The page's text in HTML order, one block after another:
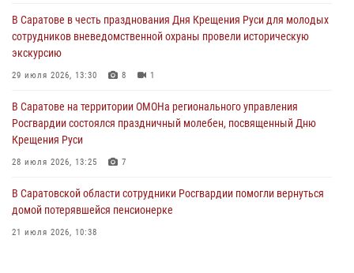
В Саратове в честь празднования Дня Крещения Руси для молодых
сотрудников вневедомственной охраны провели историческую
экскурсию
29 июля 2026, 13:30 8 1
В Саратове на территории ОМОНа регионального управления
Росгвардии состоялся праздничный молебен, посвященный Дню
Крещения Руси
28 июля 2026, 13:25 7
В Саратовской области сотрудники Росгвардии помогли вернуться
домой потерявшейся пенсионерке
21 июля 2026, 10:38